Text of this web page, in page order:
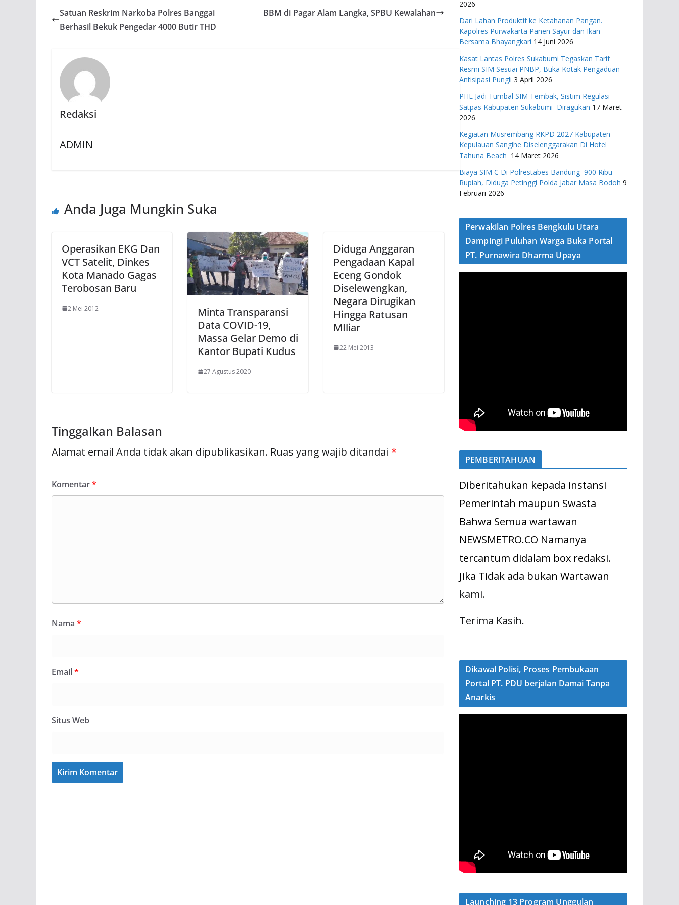
Satuan Reskrim Narkoba Polres Banggai
Berhasil Bekuk Pengedar 4000 Butir THD
BBM di Pagar Alam Langka, SPBU Kewalahan
Redaksi
ADMIN
Anda Juga Mungkin Suka
Operasikan EKG Dan
VCT Satelit, Dinkes
Kota Manado Gagas
Terobosan Baru
2 Mei 2012
Minta Transparansi
Data COVID-19,
Massa Gelar Demo di
Kantor Bupati Kudus
27 Agustus 2020
Diduga Anggaran
Pengadaan Kapal
Eceng Gondok
Diselewengkan,
Negara Dirugikan
Hingga Ratusan
MIliar
22 Mei 2013
Tinggalkan Balasan
Alamat email Anda tidak akan dipublikasikan. Ruas yang wajib ditandai *
Komentar*
Nama *
Email*
Situs Web
2026
Dari Lahan Produktif ke Ketahanan Pangan.
Kapolres Purwakarta Panen Sayur dan Ikan
Bersama Bhayangkari 14 Juni 2026
Kasat Lantas Polres Sukabumi Tegaskan Tarif
Resmi SIM Sesuai PNBP, Buka Kotak Pengaduan
Antisipasi Pungli 3 April 2026
PHL Jadi Tumbal SIM Tembak, Sistim Regulasi
Satpas Kabupaten Sukabumi Diragukan 17 Maret
2026
Kegiatan Musrembang RKPD 2027 ​Kabupaten
Kepulauan Sangihe Diselenggarakan Di Hotel
Tahuna Beach 14 Maret 2026
Biaya SIM C Di Polrestabes Bandung 900 Ribu
Rupiah, Diduga Petinggi Polda Jabar Masa Bodoh 9
Februari 2026
Perwakilan Polres Bengkulu Utara
Dampingi Puluhan Warga Buka Portal
PT. Purnawira Dharma Upaya
PEMBERITAHUAN
Diberitahukan kepada instansi
Pemerintah maupun Swasta
Bahwa Semua wartawan
NEWSMETRO.CO Namanya
tercantum didalam box redaksi.
Jika Tidak ada bukan Wartawan
kami.
Terima Kasih.
Dikawal Polisi, Proses Pembukaan
Portal PT. PDU berjalan Damai Tanpa
Anarkis
Launching 13 Program Unggulan